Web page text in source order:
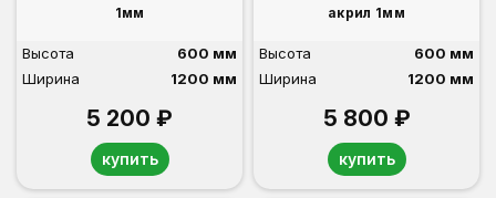
1мм
Высота
600 мм
Ширина
1200 мм
5 200 ₽
купить
акрил 1мм
Высота
600 мм
Ширина
1200 мм
5 800 ₽
купить